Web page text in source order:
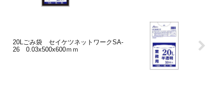
20Lごみ袋 セイケツネットワークSA-
26 0.03x500x600ｍｍ